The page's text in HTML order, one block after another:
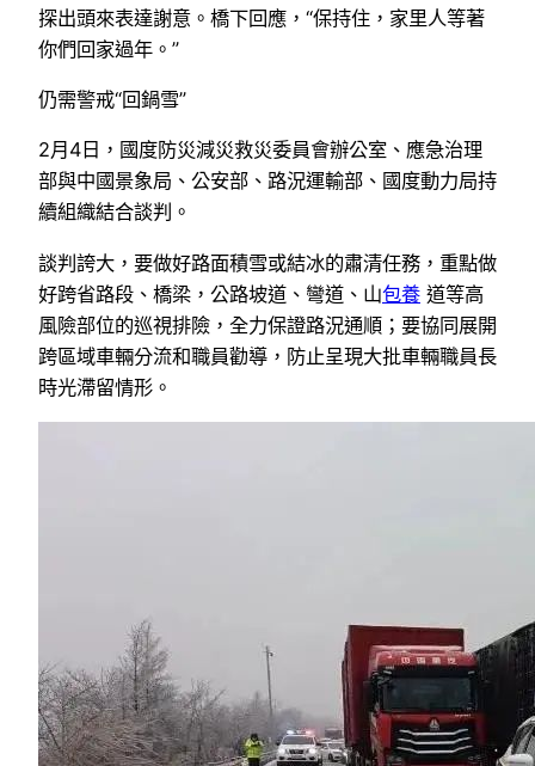
探出頭來表達謝意。橋下回應，“保持住，家里人等著
你們回家過年。”
仍需警戒“回鍋雪”
2月4日，國度防災減災救災委員會辦公室、應急治理
部與中國景象局、公安部、路況運輸部、國度動力局持
續組織結合談判。
談判誇大，要做好路面積雪或結冰的肅清任務，重點做
好跨省路段、橋梁，公路坡道、彎道、山包養 道等高
風險部位的巡視排險，全力保證路況通順；要協同展開
跨區域車輛分流和職員勸導，防止呈現大批車輛職員長
時光滯留情形。